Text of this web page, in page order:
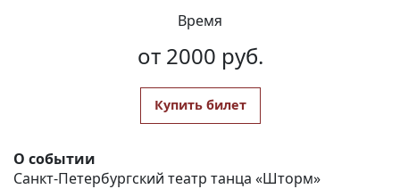
Время
от 2000 руб.
Купить билет
О событии
Санкт-Петербургский театр танца «Шторм»